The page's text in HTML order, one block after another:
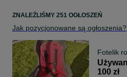
ZNALEŹLIŚMY 251 OGŁOSZEŃ
Jak pozycjonowane są ogłoszenia?
Fotelik
100 zł